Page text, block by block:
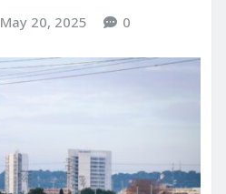
May 20, 2025 0